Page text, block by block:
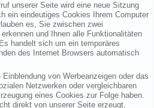
unserer Seite wird eine neue Sitzung
ein eindeutiges Cookies Ihrem Computer
es, Sie zwischen zwei
und Ihnen alle Funktionalitäten
handelt sich um ein temporäres
des Internet Browsers automatisch
von Werbeanzeigen oder das
Netzwerken oder vergleichbaren
eines Cookies zur Folge haben.
direkt von unserer Seite erzeugt,